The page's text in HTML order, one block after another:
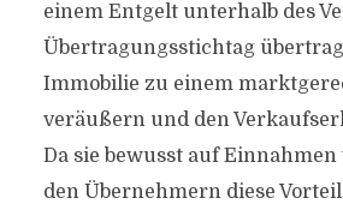
einem Entgelt unterhalb des
Übertragungsstichtag
Immobilie zu einem
veräußern und den
Da sie bewusst auf
den Übernehmern diese